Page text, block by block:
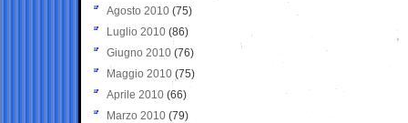
Agosto 2010 (75)
Luglio 2010 (86)
Giugno 2010 (76)
Maggio 2010 (75)
Aprile 2010 (66)
Marzo 2010 (79)